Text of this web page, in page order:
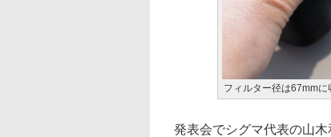
フィルター径は67mmに
発表会でシグマ代表の山